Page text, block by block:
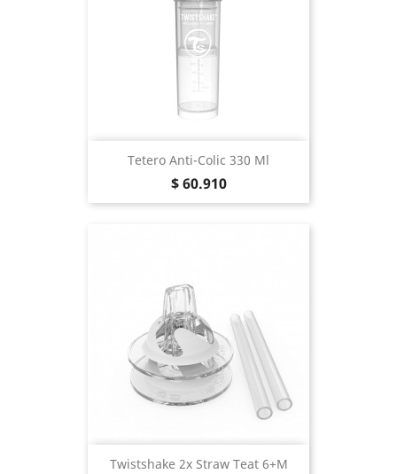
Tetero Anti-Colic 330 Ml
Precio
$ 60.910
Twistshake 2x Straw Teat 6+m